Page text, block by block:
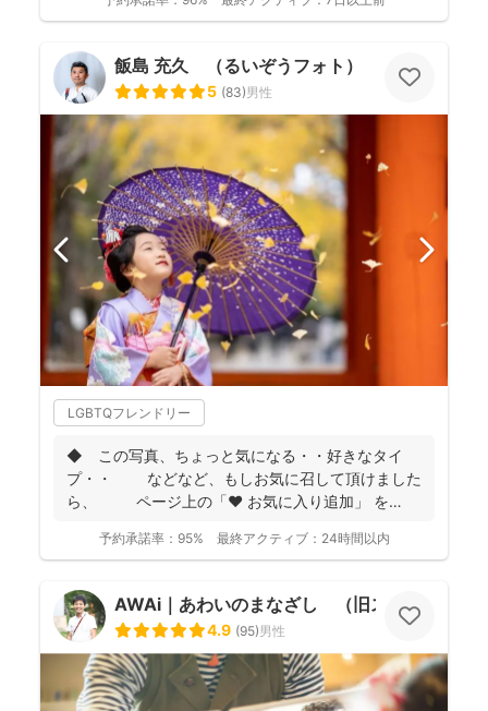
飯島 充久 （るいぞうフォト）
5 (83)男性
LGBTQフレンドリー
◆ この写真、ちょっと気になる・・好きなタイ
プ・・ などなど、もしお気に召して頂けました
ら、 ページ上の「❤ お気に入り追加」 を
予約承諾率： 95% 最終アクティブ： 24時間以内
AWAi｜あわいのまなざし （旧スマイルツリ
4.9 (95)男性